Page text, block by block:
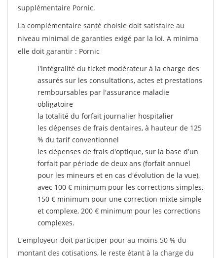
supplémentaire Pornic.
La complémentaire santé choisie doit satisfaire au
niveau minimal de garanties exigé par la loi. A minima
elle doit garantir : Pornic
l'intégralité du ticket modérateur à la charge des
assurés sur les consultations, actes et prestations
remboursables par l'assurance maladie
obligatoire
la totalité du forfait journalier hospitalier
les dépenses de frais dentaires, à hauteur de 125
% du tarif conventionnel
les dépenses de frais d'optique, sur la base d'un
forfait par période de deux ans (forfait annuel
pour les mineurs et en cas d'évolution de la vue),
avec 100 € minimum pour les corrections simples,
150 € minimum pour une correction mixte simple
et complexe, 200 € minimum pour les corrections
complexes.
L'employeur doit participer pour au moins 50 % du
montant des cotisations, le reste étant à la charge du